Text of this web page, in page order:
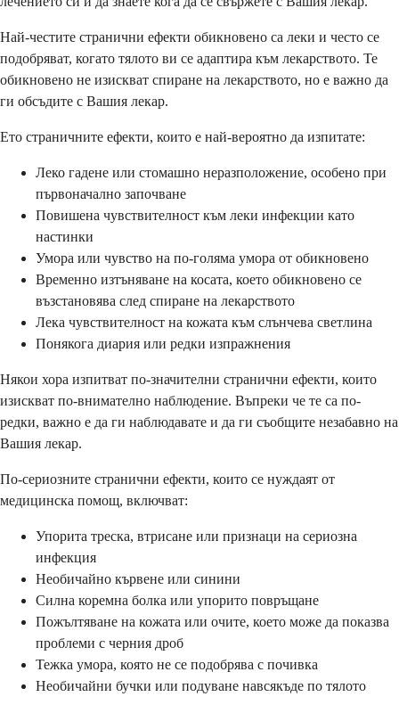
Най-честите странични ефекти обикновено са леки и често се
подобряват, когато тялото ви се адаптира към лекарството. Те
обикновено не изискват спиране на лекарството, но е важно да
ги обсъдите с Вашия лекар.
Ето страничните ефекти, които е най-вероятно да изпитате:
Леко гадене или стомашно неразположение, особено при
първоначално започване
Повишена чувствителност към леки инфекции като
настинки
Умора или чувство на по-голяма умора от обикновено
Временно изтъняване на косата, което обикновено се
възстановява след спиране на лекарството
Лека чувствителност на кожата към слънчева светлина
Понякога диария или редки изпражнения
Някои хора изпитват по-значителни странични ефекти, които
изискват по-внимателно наблюдение. Въпреки че те са по-
редки, важно е да ги наблюдавате и да ги съобщите незабавно на
Вашия лекар.
По-сериозните странични ефекти, които се нуждаят от
медицинска помощ, включват:
Упорита треска, втрисане или признаци на сериозна
инфекция
Необичайно кървене или синини
Силна коремна болка или упорито повръщане
Пожълтяване на кожата или очите, което може да показва
проблеми с черния дроб
Тежка умора, която не се подобрява с почивка
Необичайни бучки или подуване навсякъде по тялото